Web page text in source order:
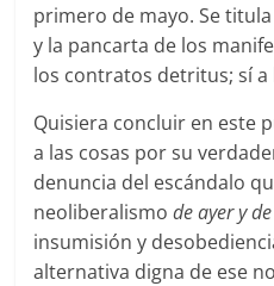
primero de mayo. Se
y la pancarta de los
los contratos detritus; sí
Quisiera concluir en este
a las cosas por su
denuncia del escándalo
neoliberalismode ayer y
insumisión y
alternativa digna de ese